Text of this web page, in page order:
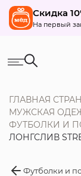
Скидка
На первый
ГЛАВНАЯ
МУЖСКАЯ
ФУТБОЛКИ И
ЛОНГСЛИВ
Футболки и